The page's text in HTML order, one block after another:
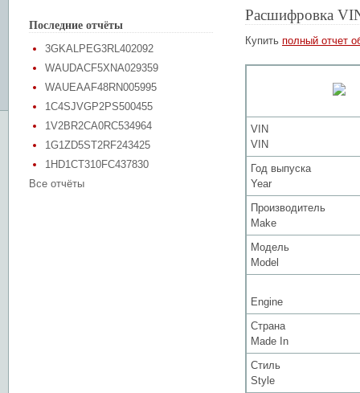
Последние отчёты
3GKALPEG3RL402092
WAUDACF5XNA029359
WAUEAAF48RN005995
1C4SJVGP2PS500455
1V2BR2CA0RC534964
1G1ZD5ST2RF243425
1HD1CT310FC437830
Все отчёты
Расшифровка
Купить полный отчет
VIN
VIN
Год выпуска
Year
Производитель
Make
Модель
Model
Engine
Страна
Made In
Стиль
Style